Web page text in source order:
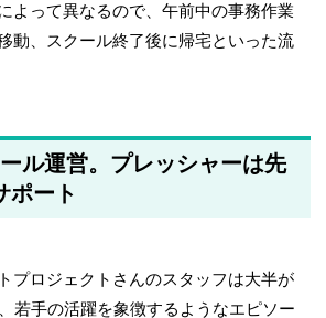
よって異なるので、午前中の事務作業
動、スクール終了後に帰宅といった流
ル運営。プレッシャーは先
ポート
プロジェクトさんのスタッフは大半が
若手の活躍を象徴するようなエピソー